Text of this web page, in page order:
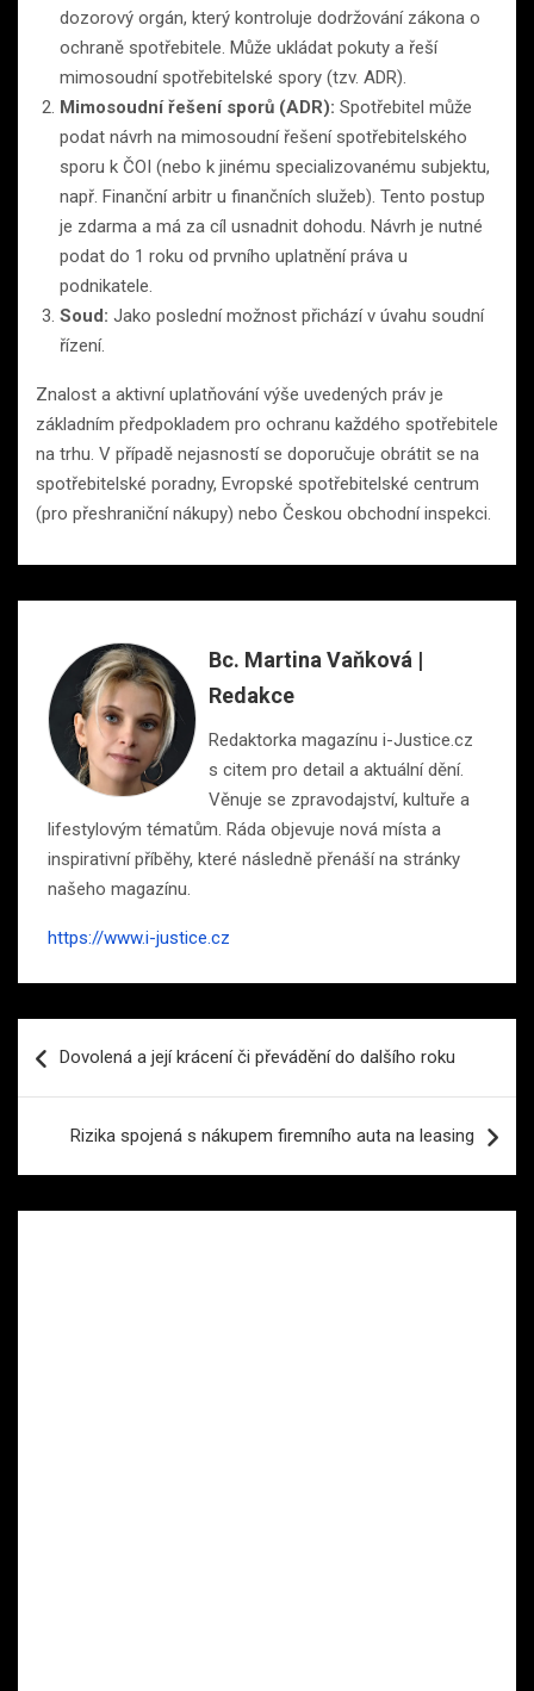
dozorový orgán, který kontroluje dodržování zákona o
ochraně spotřebitele. Může ukládat pokuty a řeší
mimosoudní spotřebitelské spory (tzv. ADR).
Mimosoudní řešení sporů (ADR): Spotřebitel může
podat návrh na mimosoudní řešení spotřebitelského
sporu k ČOI (nebo k jinému specializovanému subjektu,
např. Finanční arbitr u finančních služeb). Tento postup
je zdarma a má za cíl usnadnit dohodu. Návrh je nutné
podat do 1 roku od prvního uplatnění práva u
podnikatele.
Soud: Jako poslední možnost přichází v úvahu soudní
řízení.
Znalost a aktivní uplatňování výše uvedených práv je
základním předpokladem pro ochranu každého spotřebitele
na trhu. V případě nejasností se doporučuje obrátit se na
spotřebitelské poradny, Evropské spotřebitelské centrum
(pro přeshraniční nákupy) nebo Českou obchodní inspekci.
Bc. Martina Vaňková |
Redakce
Redaktorka magazínu i-Justice.cz
s citem pro detail a aktuální dění.
Věnuje se zpravodajství, kultuře a
lifestylovým tématům. Ráda objevuje nová místa a
inspirativní příběhy, které následně přenáší na stránky
našeho magazínu.
https://www.i-justice.cz
proDovolená a její krácení či převádění do dalšího roku
Rizika spojená s nákupem firemního auta na leasing